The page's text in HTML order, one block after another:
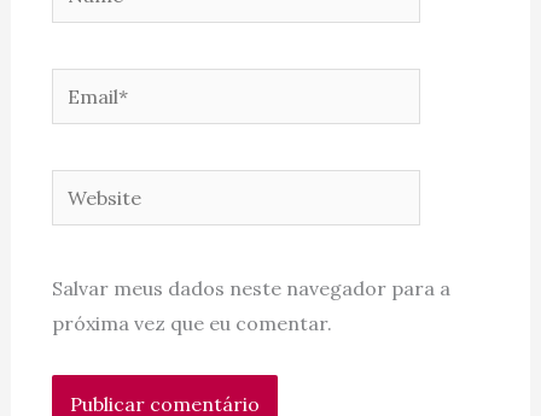
Email*
Website
Salvar meus dados neste navegador para a
próxima vez que eu comentar.